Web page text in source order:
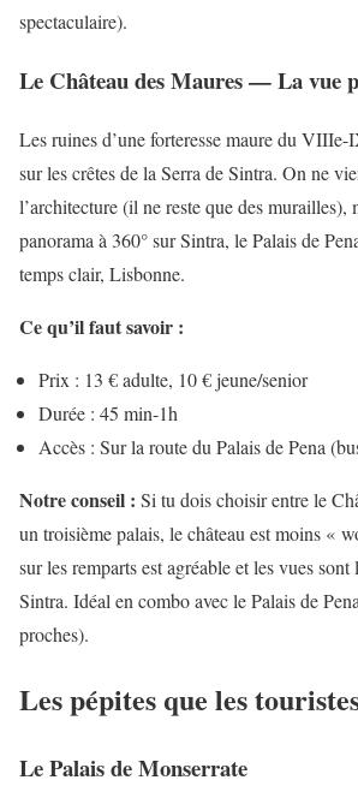
spectaculaire).
Le Château des Maures — La vue
Les ruines d’une forteresse maure du VIIIe-
sur les crêtes de la Serra de Sintra. On ne
l’architecture (il ne reste que des murailles),
panorama à 360° sur Sintra, le Palais de
temps clair, Lisbonne.
Ce qu’il faut savoir :
Prix : 13 € adulte, 10 € jeune/senior
Durée : 45 min-1h
Accès : Sur la route du Palais de Pena
Notre conseil : Si tu dois choisir entre le
un troisième palais, le château est moins «
sur les remparts est agréable et les vues
Sintra. Idéal en combo avec le Palais de
proches).
Les pépites que les
Le Palais de Monserrate